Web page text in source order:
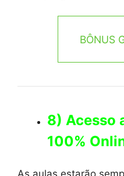
BÔNUS
8) Acesso
100%